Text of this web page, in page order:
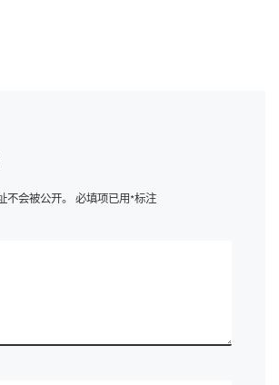
不会被公开。 必填项已用*标注